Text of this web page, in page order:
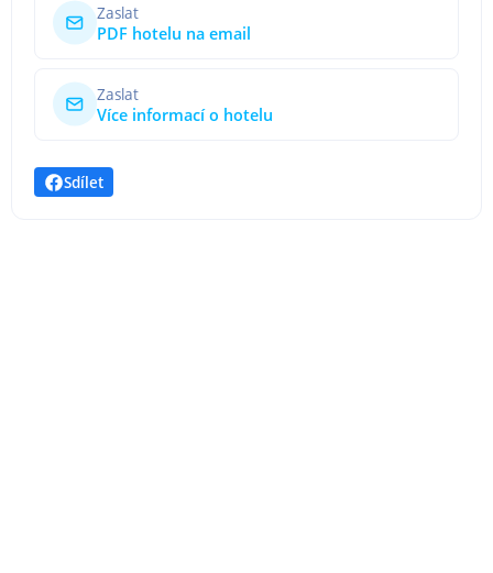
Zaslat
PDF hotelu na email
Zaslat
Více informací o hotelu
Sdílet